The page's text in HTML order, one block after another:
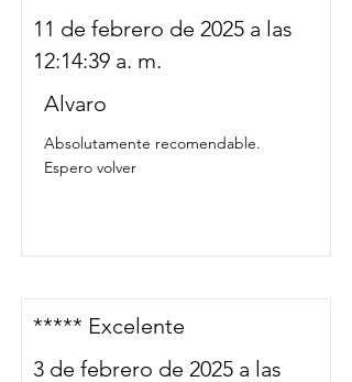
11 de febrero de 2025 a las
12:14:39 a. m.
Alvaro
Absolutamente recomendable.
Espero volver
***** Excelente
3 de febrero de 2025 a las